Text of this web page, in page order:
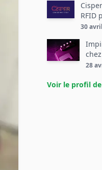
RFID
30
28
Voir le profil